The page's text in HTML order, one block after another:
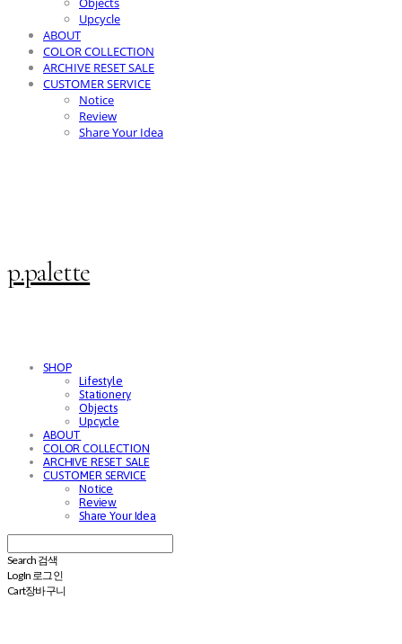
Upcycle
ABOUT
COLOR COLLECTION
ARCHIVE RESET SALE
CUSTOMER SERVICE
Notice
Review
Share Your Idea
p.palette
SHOP
Lifestyle
Stationery
Objects
Upcycle
ABOUT
COLOR COLLECTION
ARCHIVE RESET SALE
CUSTOMER SERVICE
Notice
Review
Share Your Idea
Search 검색
Log In 로그인
Cart장바구니